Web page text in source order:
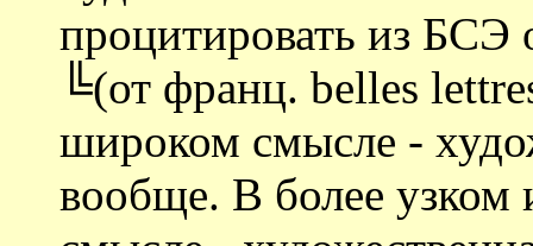
процитировать из БСЭ
╚(от франц. belles
широком смысле -
вообще. В более узком